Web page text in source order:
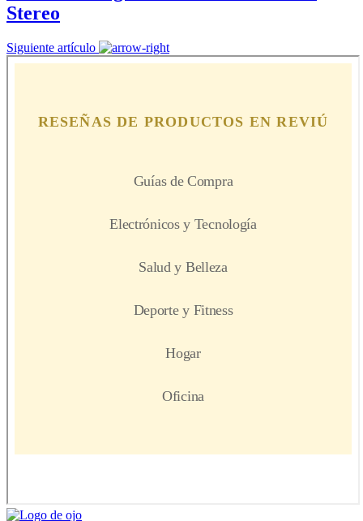
Stereo
Siguiente artículo